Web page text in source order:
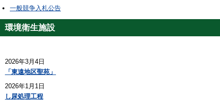
一般競争入札公告
環境衛生施設
2026年3月4日
「東遠地区聖苑」
2026年1月1日
し尿処理工程